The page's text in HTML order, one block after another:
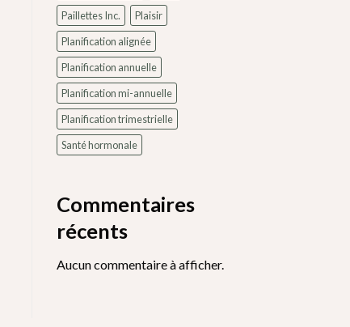
Paillettes Inc.
Plaisir
Planification alignée
Planification annuelle
Planification mi-annuelle
Planification trimestrielle
Santé hormonale
Commentaires
récents
Aucun commentaire à afficher.